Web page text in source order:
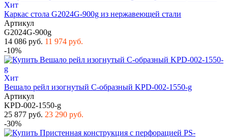
Хит
Каркас стола G2024G-900g из нержавеющей стали
Артикул
G2024G-900g
14 086 руб. 11 974 руб.
-10%
Хит
Вешало рейл изогнутый С-образный KPD-002-1550-g
Артикул
KPD-002-1550-g
25 877 руб. 23 290 руб.
-30%